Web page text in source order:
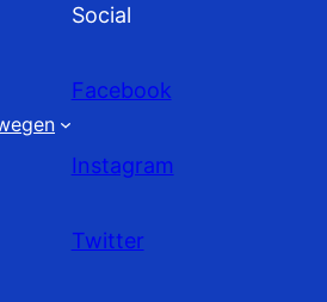
Social
Facebook
Instagram
Twitter